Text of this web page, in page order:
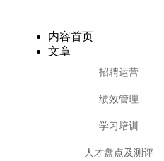
内容首页
文章
招聘运营
绩效管理
学习培训
人才盘点及测评